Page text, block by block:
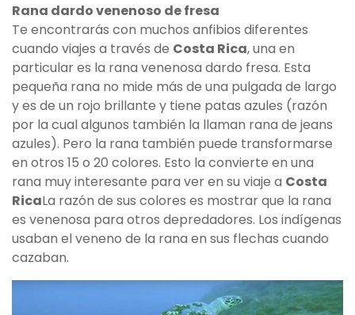
Rana dardo venenoso de fresa
Te encontrarás con muchos anfibios diferentes
cuando viajes a través de Costa Rica, una en
particular es la rana venenosa dardo fresa. Esta
pequeña rana no mide más de una pulgada de largo
y es de un rojo brillante y tiene patas azules (razón
por la cual algunos también la llaman rana de jeans
azules). Pero la rana también puede transformarse
en otros 15 o 20 colores. Esto la convierte en una
rana muy interesante para ver en su viaje a Costa
RicaLa razón de sus colores es mostrar que la rana
es venenosa para otros depredadores. Los indígenas
usaban el veneno de la rana en sus flechas cuando
cazaban.